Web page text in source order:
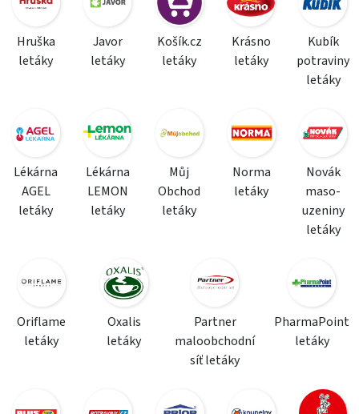
Hruška
letáky
Javor
letáky
Košík.cz
letáky
Krásno
letáky
Kubík
potraviny
letáky
Lékárna
AGEL
letáky
Lékárna
LEMON
letáky
Můj
Obchod
letáky
Norma
letáky
Novák
maso-
uzeniny
letáky
Oriflame
letáky
Oxalis
letáky
Partner
maloobchodní
síť letáky
PharmaPoint
letáky